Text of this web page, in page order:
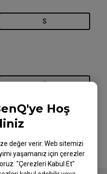
Hoş
değer verir. Web sitemizi
yaşamanız için çerezler
"Çerezleri Kabul Et"
S
C